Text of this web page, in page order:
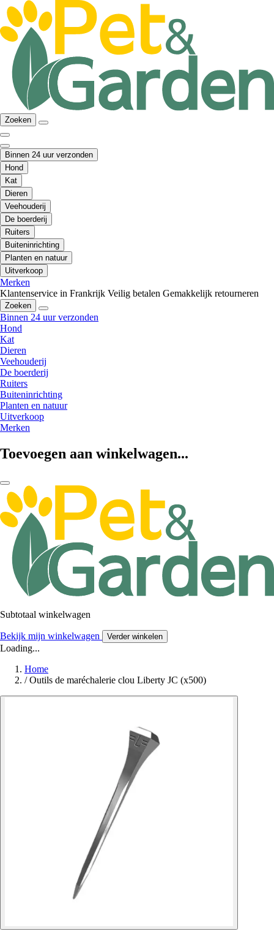
Zoeken
Binnen 24 uur verzonden
Hond
Kat
Dieren
Veehouderij
De boerderij
Ruiters
Buiteninrichting
Planten en natuur
Uitverkoop
Merken
Klantenservice in Frankrijk Veilig betalen Gemakkelijk retourneren
Zoeken
Binnen 24 uur verzonden
Hond
Kat
Dieren
Veehouderij
De boerderij
Ruiters
Buiteninrichting
Planten en natuur
Uitverkoop
Merken
Toevoegen aan winkelwagen...
Subtotaal winkelwagen
Bekijk mijn winkelwagen Verder winkelen
Loading...
Home
/ Outils de maréchalerie clou Liberty JC (x500)